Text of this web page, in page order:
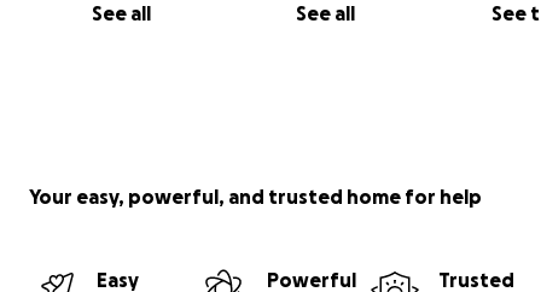
See all See all See
Your easy, powerful, and trusted home for help
Easy
Powerful
Trusted